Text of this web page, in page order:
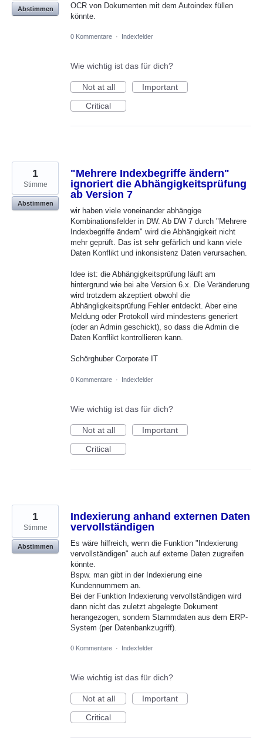
OCR von Dokumenten mit dem Autoindex füllen
könnte.
Abstimmen
0 Kommentare · Indexfelder
Wie wichtig ist das für dich?
Not at all
Important
Critical
"Mehrere Indexbegriffe ändern"
ignoriert die Abhängigkeitsprüfung
ab Version 7
wir haben viele voneinander abhängige
Kombinationsfelder in DW. Ab DW 7 durch "Mehrere
Indexbegriffe ändern" wird die Abhängigkeit nicht
mehr geprüft. Das ist sehr gefärlich und kann viele
Daten Konflikt und inkonsistenz Daten verursachen.
Idee ist: die Abhängigkeitsprüfung läuft am
hintergrund wie bei alte Version 6.x. Die Veränderung
wird trotzdem akzeptiert obwohl die
Abhängligkeitsprüfung Fehler entdeckt. Aber eine
Meldung oder Protokoll wird mindestens generiert
(oder an Admin geschickt), so dass die Admin die
Daten Konflikt kontrollieren kann.
Schörghuber Corporate IT
1
Stimme
Abstimmen
0 Kommentare · Indexfelder
Wie wichtig ist das für dich?
Not at all
Important
Critical
Indexierung anhand externen Daten
vervollständigen
Es wäre hilfreich, wenn die Funktion "Indexierung
vervollständigen" auch auf externe Daten zugreifen
könnte.
Bspw. man gibt in der Indexierung eine
Kundennummern an.
Bei der Funktion Indexierung vervollständigen wird
dann nicht das zuletzt abgelegte Dokument
herangezogen, sondern Stammdaten aus dem ERP-
System (per Datenbankzugriff).
1
Stimme
Abstimmen
0 Kommentare · Indexfelder
Wie wichtig ist das für dich?
Not at all
Important
Critical